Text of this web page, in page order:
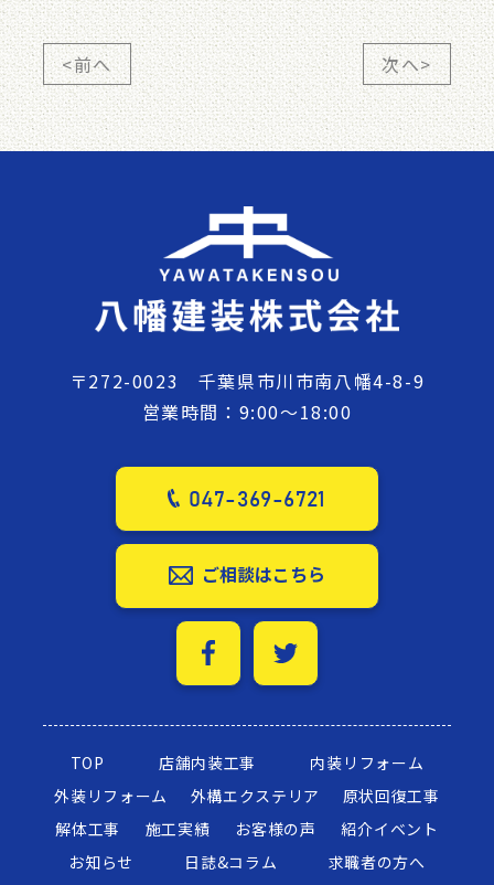
<前へ 次へ>
〒272-0023 千葉県市川市南八幡4-8-9
営業時間：9:00～18:00
047-369-6721
ご相談はこちら
TOP 店舗内装工事
内装リフォーム
外装リフォーム
外構エクステリア
原状回復工事
解体工事
施工実績 お客様の声
紹介イベント
お知らせ
日誌&コラム
求職者の方へ